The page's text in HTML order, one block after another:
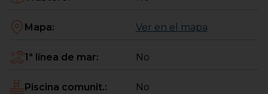
Mapa: Ver en el mapa
1ª línea de mar: No
Piscina comunit.: No